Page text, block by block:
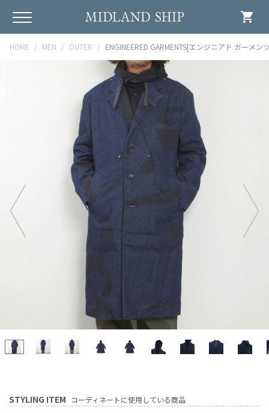
shopping_cart
HOME MEN OUTER ENGINEERED GARMENTS[エンジニアド ガーメ
STYLING ITEM コーディネートに使用している商品